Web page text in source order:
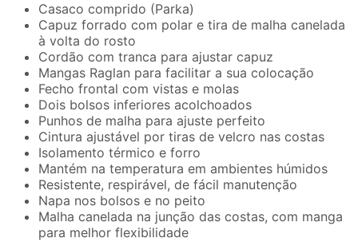
Casaco comprido (Parka)
Capuz forrado com polar e tira de malha canelada
à volta do rosto
Cordão com tranca para ajustar capuz
Mangas Raglan para facilitar a sua colocação
Fecho frontal com vistas e molas
Dois bolsos inferiores acolchoados
Punhos de malha para ajuste perfeito
Cintura ajustável por tiras de velcro nas costas
Isolamento térmico e forro
Mantém na temperatura em ambientes húmidos
Resistente, respirável, de fácil manutenção
Napa nos bolsos e no peito
Malha canelada na junção das costas, com manga
para melhor flexibilidade